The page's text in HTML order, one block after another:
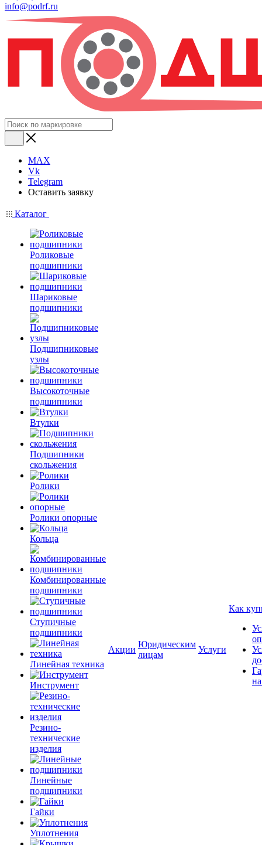
info@podrf.ru
MAX
Vk
Telegram
Оставить заявку
Каталог
Роликовые
подшипники
Шариковые
подшипники
Подшипниковые
узлы
Высокоточные
подшипники
Втулки
Подшипники
скольжения
Ролики
Ролики опорные
Кольца
Комбинированные
подшипники
Ступичные
подшипники
Линейная техника
Инструмент
Резино-
технические
изделия
Линейные
подшипники
Гайки
Уплотнения
Акции
Юридическим
лицам
Услуги
Как